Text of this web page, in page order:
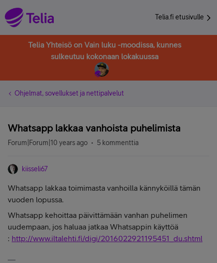
Telia.fi etusivulle
Telia Yhteisö on Vain luku -moodissa, kunnes
sulkeutuu kokonaan lokakuussa
Ohjelmat, sovellukset ja nettipalvelut
Whatsapp lakkaa vanhoista puhelimista
Forum|Forum|10 years ago 5 kommenttia
kiisseli67
Whatsapp lakkaa toimimasta vanhoilla kännyköillä tämän
vuoden lopussa.
Whatsapp kehoittaa päivittämään vanhan puhelimen
uudempaan, jos haluaa jatkaa Whatsappin käyttöä
: http://www.iltalehti.fi/digi/2016022921195451_du.shtml